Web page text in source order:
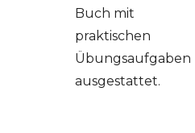
Buch mit
praktischen
Übungsaufgaben
ausgestattet.